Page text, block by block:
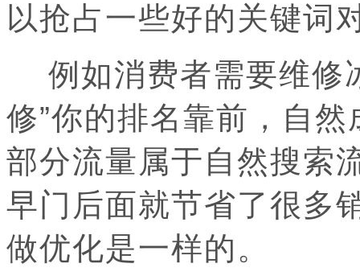
以抢占一些好的关键词
例如消费者需要维修
修”你的排名靠前，自
部分流量属于自然搜索
早门后面就节省了很多
做优化是一样的。